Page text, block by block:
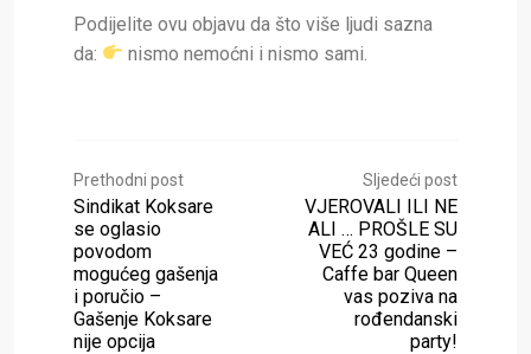
Podijelite ovu objavu da što više ljudi sazna
da:
nismo nemoćni i nismo sami.
Prethodni post
Sindikat Koksare
se oglasio
povodom
mogućeg gašenja
i poručio –
Gašenje Koksare
nije opcija
Sljedeći post
VJEROVALI ILI NE
ALI … PROŠLE SU
VEĆ 23 godine –
Caffe bar Queen
vas poziva na
rođendanski
party!